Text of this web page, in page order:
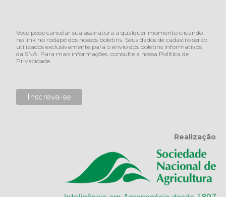
Você pode cancelar sua assinatura a qualquer momento clicando
no link no rodapé dos nossos boletins. Seus dados de cadastro serão
utilizados exclusivamente para o envio dos boletins informativos
da SNA. Para mais informações, consulte a nossa Política de
Privacidade
Realização